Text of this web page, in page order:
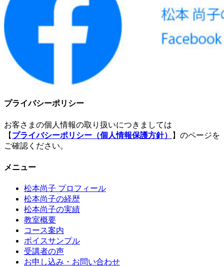
プライバシーポリシー
お客さまの個人情報の取り扱いにつきましては
【 プライバシーポリシー（個人情報保護方針）
】のページを
ご確認ください。
メニュー
松本尚子 プロフィール
松本尚子の経歴
松本尚子の実績
教室概要
コース案内
ボイスサンプル
受講者の声
お申し込み・お問い合わせ